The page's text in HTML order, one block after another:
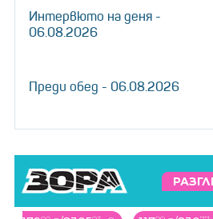
Интервюто на деня -
06.08.2026
Преди обед - 06.08.2026